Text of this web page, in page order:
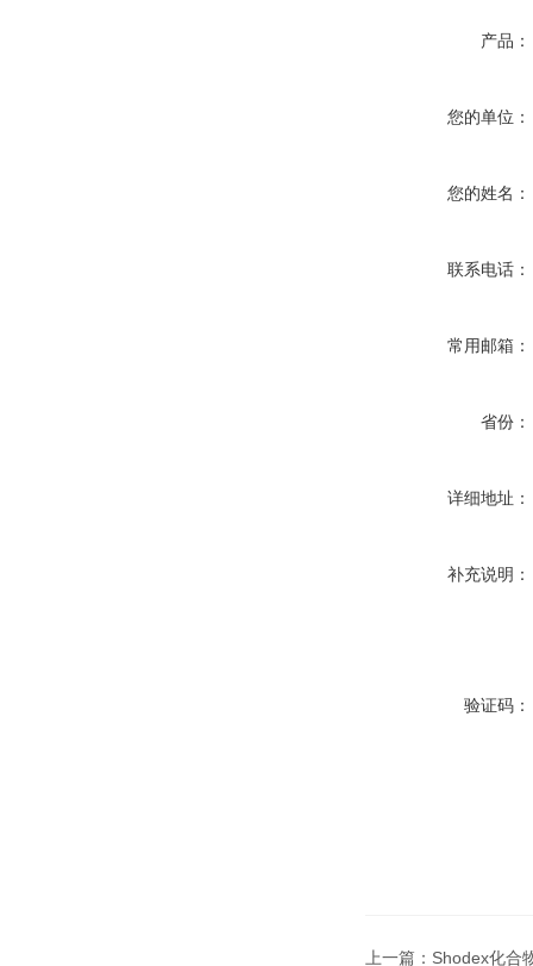
产品：
您的单位：
您的姓名：
联系电话：
常用邮箱：
省份：
详细地址：
补充说明：
验证码：
上一篇： Shodex化合